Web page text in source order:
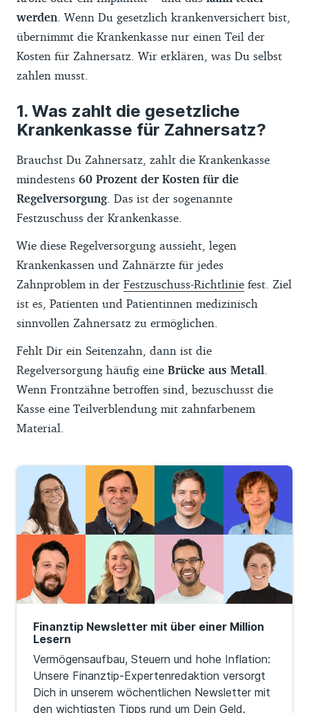
werden . Wenn Du gesetzlich krankenversichert bist,
übernimmt die Krankenkasse nur einen Teil der
Kosten für Zahnersatz. Wir erklären, was Du selbst
zahlen musst.
Was zahlt die gesetzliche
Krankenkasse für Zahnersatz?
Brauchst Du Zahnersatz, zahlt die Krankenkasse
mindestens 60 Prozent der Kosten für die
Regelversorgung. Das ist der sogenannte
Festzuschuss der Krankenkasse.
Wie diese Regelversorgung aussieht, legen
Krankenkassen und Zahnärzte für jedes
Zahnproblem in der Festzuschuss-Richtlinie fest. Ziel
ist es, Patienten und Patientinnen medizinisch
sinnvollen Zahnersatz zu ermöglichen.
Fehlt Dir ein Seitenzahn, dann ist die
Regelversorgung häufig eine Brücke aus Metall
Wenn Frontzähne betroffen sind, bezuschusst die
Kasse eine Teilverblendung mit zahnfarbenem
Material.
Finanztip Newsletter mit über einer Million
Lesern
Vermögensaufbau, Steuern und hohe Inflation:
Unsere Finanztip-Expertenredaktion versorgt
Dich in unserem wöchentlichen Newsletter mit
den wichtigsten Tipps rund um Dein Geld.